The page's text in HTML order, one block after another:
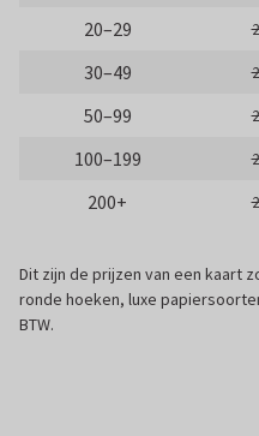
20–29
30–49
50–99
100–199
200+
Dit zijn de prijzen van een kaart
ronde hoeken, luxe
BTW.